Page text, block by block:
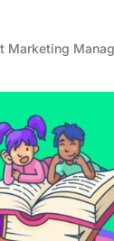
Marketing